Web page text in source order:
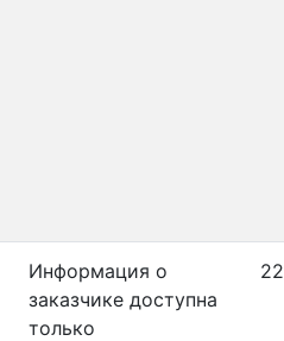
Информация о
заказчике доступна
только